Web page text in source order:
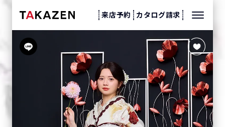
来店予約 カタログ請求